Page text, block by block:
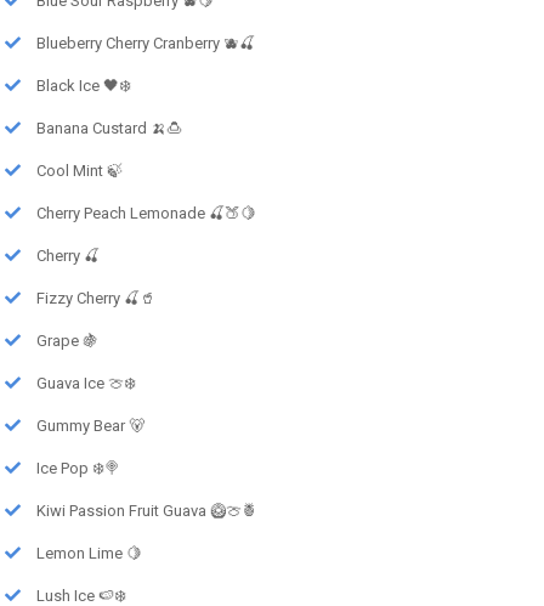
Blueberry Cherry Cranberry 🫐🍒
Black Ice 🖤❄️
Banana Custard 🍌🍮
Cool Mint 🍃
Cherry Peach Lemonade 🍒🍑🍋
Cherry 🍒
Fizzy Cherry 🍒🥤
Grape 🍇
Guava Ice 🍈❄️
Gummy Bear 🐻
Ice Pop ❄️🍭
Kiwi Passion Fruit Guava 🥝🍈🍍
Lemon Lime 🍋
Lush Ice 🍉❄️